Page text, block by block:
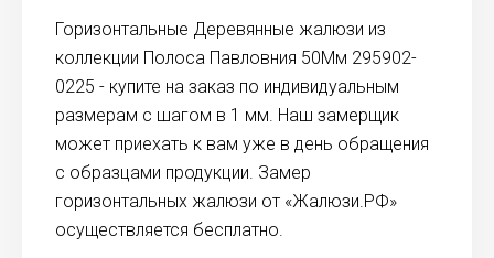
Горизонтальные Деревянные жалюзи из
коллекции Полоса Павловния 50Мм 295902-
0225 - купите на заказ по индивидуальным
размерам с шагом в 1 мм. Наш замерщик
может приехать к вам уже в день обращения
с образцами продукции. Замер
горизонтальных жалюзи от «Жалюзи.РФ»
осуществляется бесплатно.